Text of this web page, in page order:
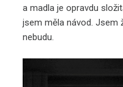
a madla je opravdu
jsem měla návod. Jsem
nebudu.